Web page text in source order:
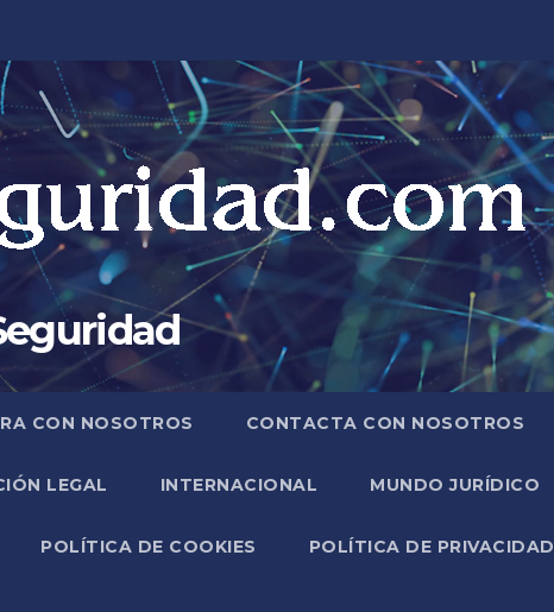
CON NOSOTROS CONTACTA CON NOSOTROS
LEGAL INTERNACIONAL MUNDO JURÍDICO
POLÍTICA DE COOKIES POLÍTICA DE PRIVACIDAD